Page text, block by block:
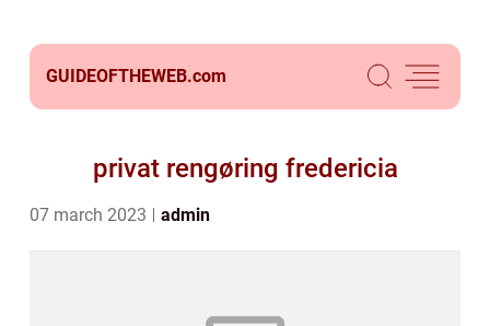
GUIDEOFTHEWEB.com
privat rengøring fredericia
07 march 2023 admin